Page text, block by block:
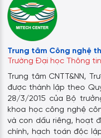
Trung tâm Công nghệ
Trường Đại học Thông
Trung tâm CNTT&NN,
được thành lập theo
28/3/2015 của Bộ
khoa học công nghệ
và con dấu riêng, hoạt
chính, hạch toán độc